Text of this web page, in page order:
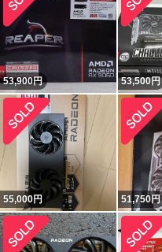
53,900円 53,500円
55,000円 51,750円